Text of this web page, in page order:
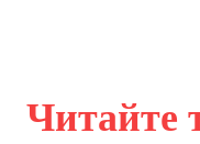
Читайте